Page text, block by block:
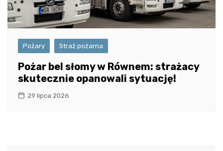
Pożary Straż pożarna
Pożar bel słomy w Równem: strażacy
skutecznie opanowali sytuację!
29 lipca 2026